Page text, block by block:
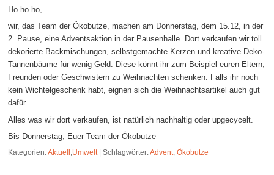
Ho ho ho,
wir, das Team der Ökobutze, machen am Donnerstag, dem 15.12, in der
2. Pause, eine Adventsaktion in der Pausenhalle. Dort verkaufen wir toll
dekorierte Backmischungen, selbstgemachte Kerzen und kreative Deko-
Tannenbäume für wenig Geld. Diese könnt ihr zum Beispiel euren Eltern,
Freunden oder Geschwistern zu Weihnachten schenken. Falls ihr noch
kein Wichtelgeschenk habt, eignen sich die Weihnachtsartikel auch gut
dafür.
Alles was wir dort verkaufen, ist natürlich nachhaltig oder upgecycelt.
Bis Donnerstag, Euer Team der Ökobutze
Kategorien:Aktuell Umwelt |Schlagwörter:Advent ,Ökobutze